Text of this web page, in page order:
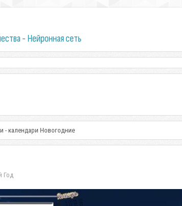
- Нейронная сеть
- календари Новогодние
Год